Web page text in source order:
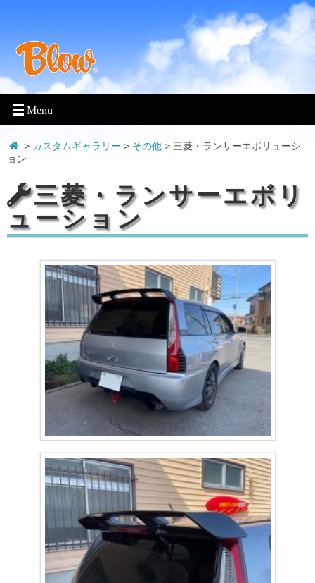
> カスタムギャラリー > その他> 三菱・ランサーエボリューシ
ョン
三菱・ランサーエボリ
ューション